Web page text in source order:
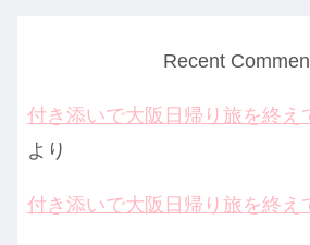
Recent
付き添いで大阪日帰り旅を終え
より
付き添いで大阪日帰り旅を終え